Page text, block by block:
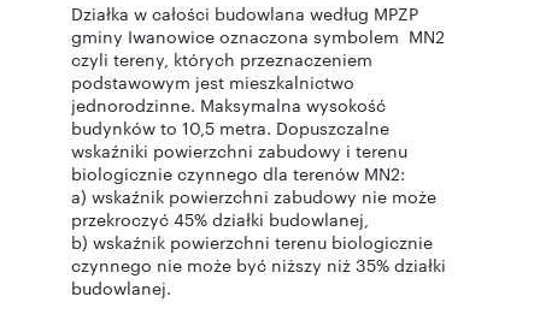
Działka w całości budowlana według MPZP
gminy Iwanowice oznaczona symbolem MN2
czyli tereny, których przeznaczeniem
podstawowym jest mieszkalnictwo
jednorodzinne. Maksymalna wysokość
budynków to 10,5 metra. Dopuszczalne
wskaźniki powierzchni zabudowy i terenu
biologicznie czynnego dla terenów MN2:
a) wskaźnik powierzchni zabudowy nie może
przekroczyć 45% działki budowlanej,
b) wskaźnik powierzchni terenu biologicznie
czynnego nie może być niższy niż 35% działki
budowlanej.